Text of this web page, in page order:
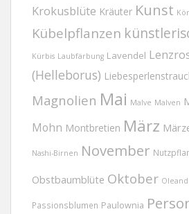
Krokusblüte Kräuter Kunst
Kübelpflanzen
Kürbis Laubfärbung Lavendel
(Helleborus)
Magnolien Mai Malve Malven
Mohn Montbretien März
Nashi-Birnen November
Obstbaumblüte Oktober
Passionsblumen Paulownia